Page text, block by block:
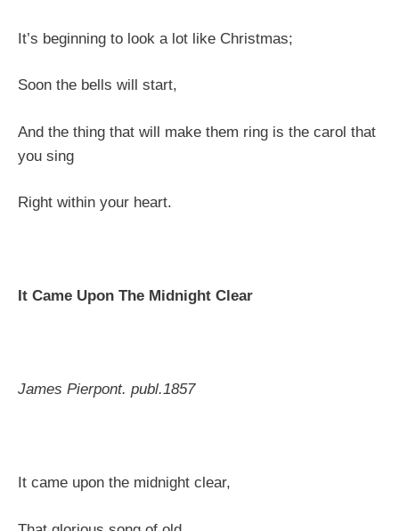
It’s beginning to look a lot like Christmas;
Soon the bells will start,
And the thing that will make them ring is the carol that
you sing
Right within your heart.
It Came Upon The Midnight Clear
James Pierpont. publ.1857
It came upon the midnight clear,